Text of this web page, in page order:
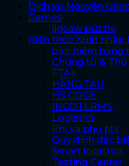
Dịch vụ Nguyên
Games
jigsaw puzzle
Kiến thức Xuất nhập
bảo hiểm hàng
Chứng từ &
FTAs
HÃNG TÀU
HS CODE
INCOTERMS
Logistics
Phí và phụ phí
Quy định đặc
Smart logistics
Testing Center